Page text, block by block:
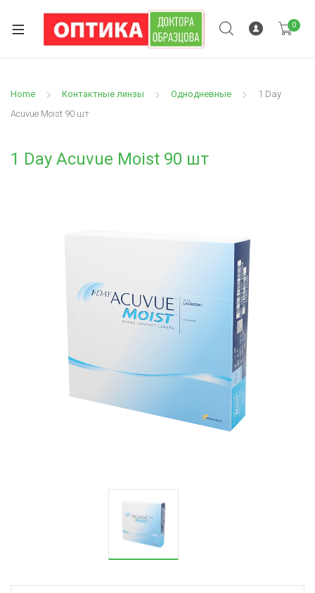
0
Home Контактные линзы Однодневные
1 Day
Acuvue Moist 90 шт
1 Day Acuvue Moist 90 шт